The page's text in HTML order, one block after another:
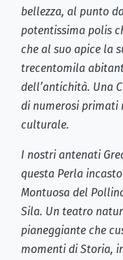
bellezza, al punto
potentissima polis
che al suo apice la
trecentomila
dell’antichità. Una
di numerosi primati
culturale.
I nostri antenati
questa Perla
Montuosa del
Sila. Un teatro
pianeggiante che
momenti di Storia,